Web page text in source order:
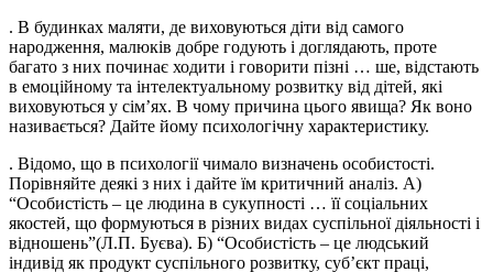
. В будинках маляти, де виховуються діти від самого
народження, малюків добре годують і доглядають, проте
багато з них починає ходити і говорити пізні … ше, відстають
в емоційному та інтелектуальному розвитку від дітей, які
виховуються у сім’ях. В чому причина цього явища? Як воно
називається? Дайте йому психологічну характеристику.
. Відомо, що в психології чимало визначень особистості.
Порівняйте деякі з них і дайте їм критичний аналіз. А)
“Особистість – це людина в сукупності … її соціальних
якостей, що формуються в різних видах суспільної діяльності і
відношень”(Л.П. Буєва). Б) “Особистість – це людський
індивід як продукт суспільного розвитку, суб’єкт праці,